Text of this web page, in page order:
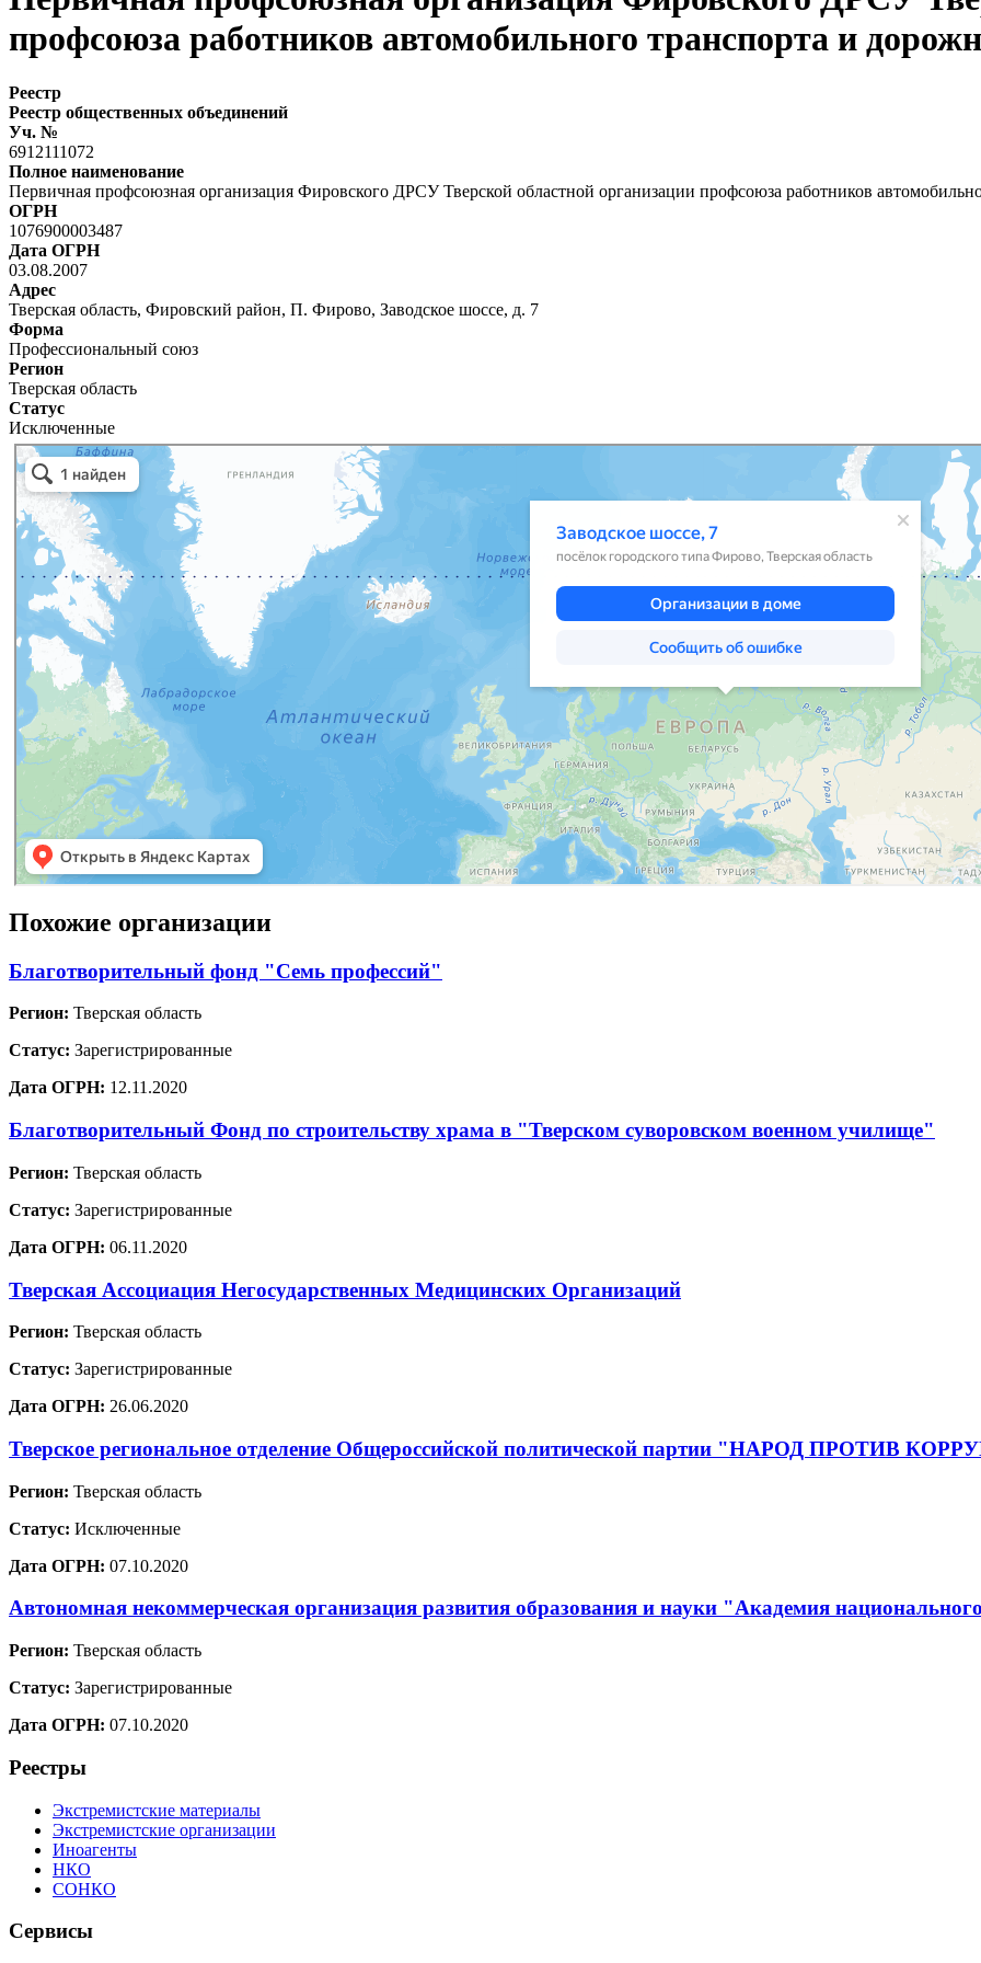
профсоюза работников автомобильного транспорта и
Реестр
Реестр общественных объединений
Уч. №
6912111072
Полное наименование
Первичная профсоюзная организация Фировского ДРСУ Тверской областной организации профсоюза работников
ОГРН
1076900003487
Дата ОГРН
03.08.2007
Адрес
Тверская область, Фировский район, П. Фирово, Заводское шоссе, д. 7
Форма
Профессиональный союз
Регион
Тверская область
Статус
Исключенные
Похожие организации
Благотворительный фонд "Семь профессий"
Регион: Тверская область
Статус: Зарегистрированные
Дата ОГРН: 12.11.2020
Благотворительный Фонд по строительству храма в "Тверском суворовском военном училище"
Регион: Тверская область
Статус: Зарегистрированные
Дата ОГРН: 06.11.2020
Тверская Ассоциация Негосударственных Медицинских Организаций
Регион: Тверская область
Статус: Зарегистрированные
Дата ОГРН: 26.06.2020
Тверское региональное отделение Общероссийской политической партии "НАРОД ПРОТИВ
Регион: Тверская область
Статус: Исключенные
Дата ОГРН: 07.10.2020
Автономная некоммерческая организация развития образования и науки "Академия
Регион: Тверская область
Статус: Зарегистрированные
Дата ОГРН: 07.10.2020
Реестры
Экстремистские материалы
Экстремистские организации
Иноагенты
НКО
СОНКО
Сервисы